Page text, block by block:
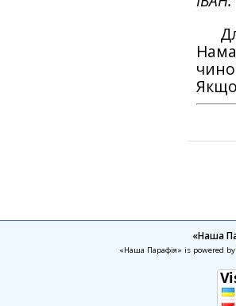
«Наша
«Наша Парафія» is powered by